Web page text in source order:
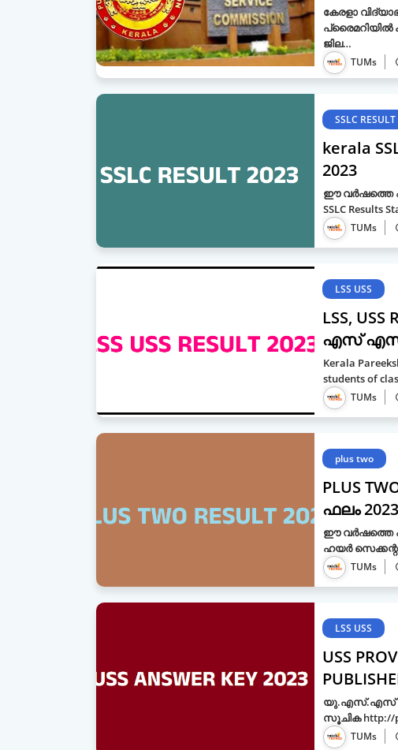
കേരളാ
പ്രൈമറിയിൽ
ജില…
TUMs
SSLC RESULT
kerala
2023
ഈ വർഷത്തെ
SSLC Results
TUMs
LSS USS
LSS,
എസ് എസ്
Kerala
students of
TUMs
plus two
PLUS
ഫലം 2023
ഈ വർഷത്തെ
ഹയർ
TUMs
LSS USS
USS
യു.എസ്.എസ്
സൂചിക http://
TUMs